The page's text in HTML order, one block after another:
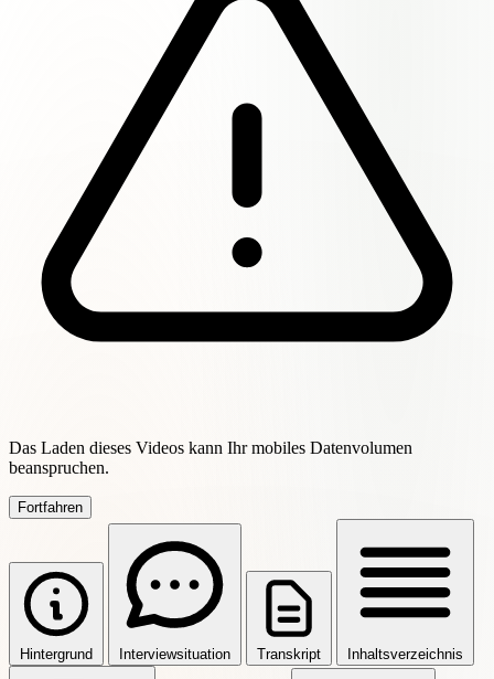
Das Laden dieses Videos kann Ihr mobiles Datenvolumen
beanspruchen.
Fortfahren
Hintergrund Interviewsituation Transkript Inhaltsverzeichnis